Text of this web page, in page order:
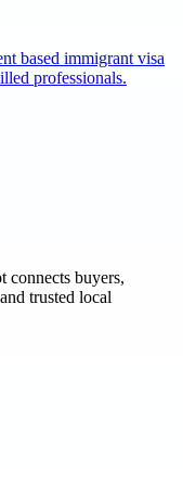
based immigrant visa
professionals.
connects buyers,
trusted local